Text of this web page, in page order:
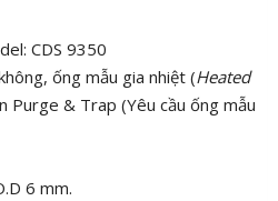
CDS 9350
ống mẫu gia nhiệt (Heated
Purge & Trap (Yêu cầu ống mẫu
6 mm.